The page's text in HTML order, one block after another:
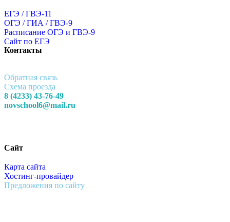
ЕГЭ / ГВЭ-11
ОГЭ / ГИА / ГВЭ-9
Расписание ОГЭ и ГВЭ-9
Сайт по ЕГЭ
Контакты
Обратная связь
Схема проезда
8 (4233) 43-76-49
novschool6@mail.ru
Сайт
Карта сайта
Хостинг-провайдер
Предложения по сайту